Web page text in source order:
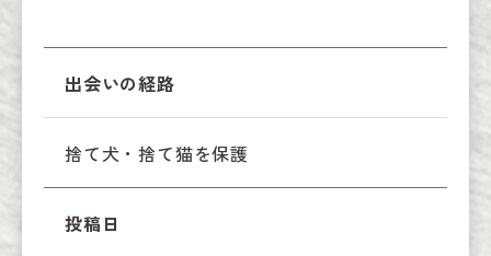
出会いの経路
捨て犬・捨て猫を保護
投稿日